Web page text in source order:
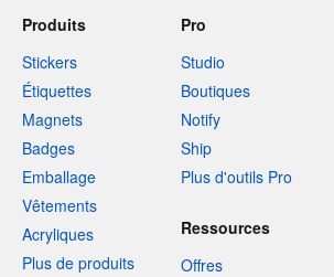
Produits
Stickers
Étiquettes
Magnets
Badges
Emballage
Vêtements
Acryliques
Plus de produits
Pro
Studio
Boutiques
Notify
Ship
Plus d'outils Pro
Ressources
Offres